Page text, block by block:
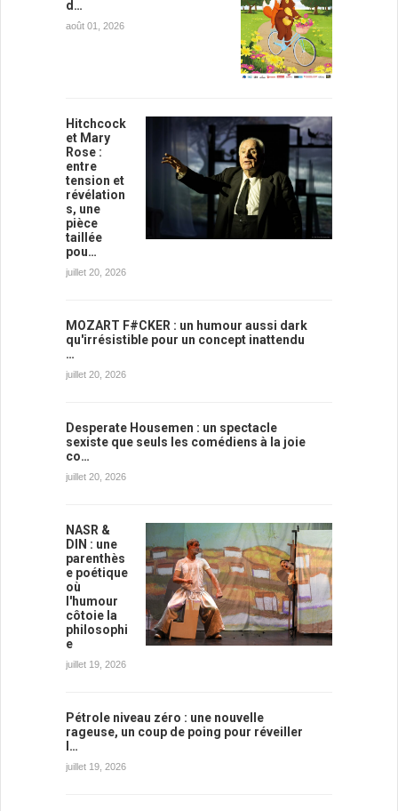
d…
août 01, 2026
Hitchcock
et Mary
Rose :
entre
tension et
révélation
s, une
pièce
taillée
pou…
juillet 20, 2026
MOZART F#CKER : un humour aussi dark
qu'irrésistible pour un concept inattendu
…
juillet 20, 2026
Desperate Housemen : un spectacle
sexiste que seuls les comédiens à la joie
co…
juillet 20, 2026
NASR &
DIN : une
parenthès
e poétique
où
l'humour
côtoie la
philosophi
e
juillet 19, 2026
Pétrole niveau zéro : une nouvelle
rageuse, un coup de poing pour réveiller
l…
juillet 19, 2026